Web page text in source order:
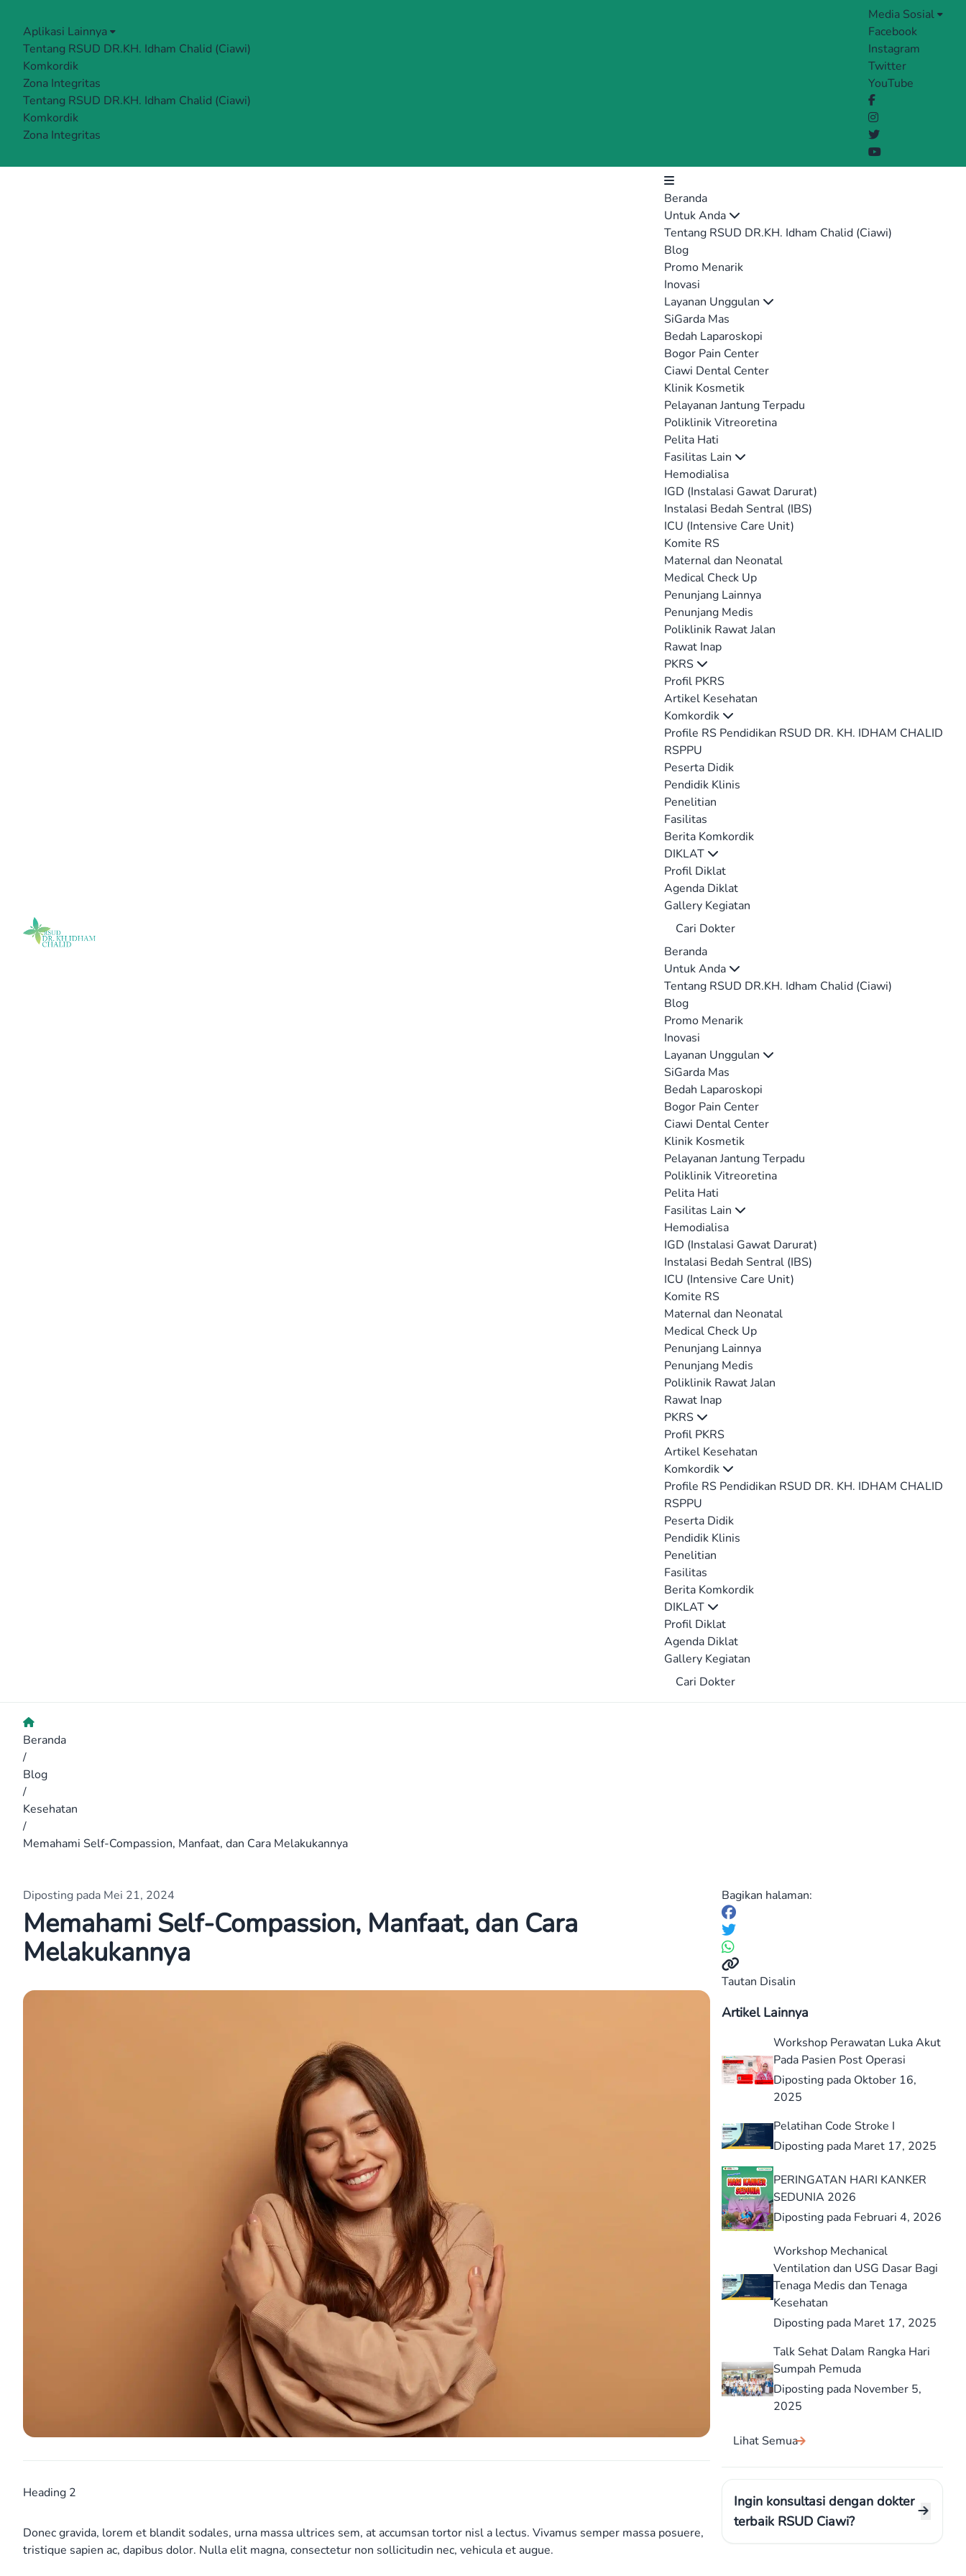
Aplikasi Lainnya
Tentang RSUD DR.KH. Idham Chalid (Ciawi)
Komkordik
Zona Integritas
Tentang RSUD DR.KH. Idham Chalid (Ciawi)
Komkordik
Zona Integritas
Media Sosial
Facebook
Instagram
Twitter
YouTube
Beranda
Untuk Anda
Tentang RSUD DR.KH. Idham Chalid (Ciawi)
Blog
Promo Menarik
Inovasi
Layanan Unggulan
SiGarda Mas
Bedah Laparoskopi
Bogor Pain Center
Ciawi Dental Center
Klinik Kosmetik
Pelayanan Jantung Terpadu
Poliklinik Vitreoretina
Pelita Hati
Fasilitas Lain
Hemodialisa
IGD (Instalasi Gawat Darurat)
Instalasi Bedah Sentral (IBS)
ICU (Intensive Care Unit)
Komite RS
Maternal dan Neonatal
Medical Check Up
Penunjang Lainnya
Penunjang Medis
Poliklinik Rawat Jalan
Rawat Inap
PKRS
Profil PKRS
Artikel Kesehatan
Komkordik
Profile RS Pendidikan RSUD DR. KH. IDHAM CHALID
RSPPU
Peserta Didik
Pendidik Klinis
Penelitian
Fasilitas
Berita Komkordik
DIKLAT
Profil Diklat
Agenda Diklat
Gallery Kegiatan
Cari Dokter
Beranda
Untuk Anda
Tentang RSUD DR.KH. Idham Chalid (Ciawi)
Blog
Promo Menarik
Inovasi
Layanan Unggulan
SiGarda Mas
Bedah Laparoskopi
Bogor Pain Center
Ciawi Dental Center
Klinik Kosmetik
Pelayanan Jantung Terpadu
Poliklinik Vitreoretina
Pelita Hati
Fasilitas Lain
Hemodialisa
IGD (Instalasi Gawat Darurat)
Instalasi Bedah Sentral (IBS)
ICU (Intensive Care Unit)
Komite RS
Maternal dan Neonatal
Medical Check Up
Penunjang Lainnya
Penunjang Medis
Poliklinik Rawat Jalan
Rawat Inap
PKRS
Profil PKRS
Artikel Kesehatan
Komkordik
Profile RS Pendidikan RSUD DR. KH. IDHAM CHALID
RSPPU
Peserta Didik
Pendidik Klinis
Penelitian
Fasilitas
Berita Komkordik
DIKLAT
Profil Diklat
Agenda Diklat
Gallery Kegiatan
Cari Dokter
Beranda
/
Blog
/
Kesehatan
/
Memahami Self-Compassion, Manfaat, dan Cara Melakukannya
Diposting pada Mei 21, 2024
Memahami Self-Compassion, Manfaat, dan Cara
Melakukannya
Heading 2
Donec gravida, lorem et blandit sodales, urna massa ultrices sem, at accumsan tortor nisl a lectus. Vivamus semper massa posuere,
tristique sapien ac, dapibus dolor. Nulla elit magna, consectetur non sollicitudin nec, vehicula et augue.
Bagikan halaman:
Tautan Disalin
Artikel Lainnya
Workshop Perawatan Luka Akut
Pada Pasien Post Operasi
Diposting pada Oktober 16,
2025
Pelatihan Code Stroke I
Diposting pada Maret 17, 2025
PERINGATAN HARI KANKER
SEDUNIA 2026
Diposting pada Februari 4, 2026
Workshop Mechanical
Ventilation dan USG Dasar Bagi
Tenaga Medis dan Tenaga
Kesehatan
Diposting pada Maret 17, 2025
Talk Sehat Dalam Rangka Hari
Sumpah Pemuda
Diposting pada November 5,
2025
Lihat Semua
Ingin konsultasi dengan dokter
terbaik RSUD Ciawi?